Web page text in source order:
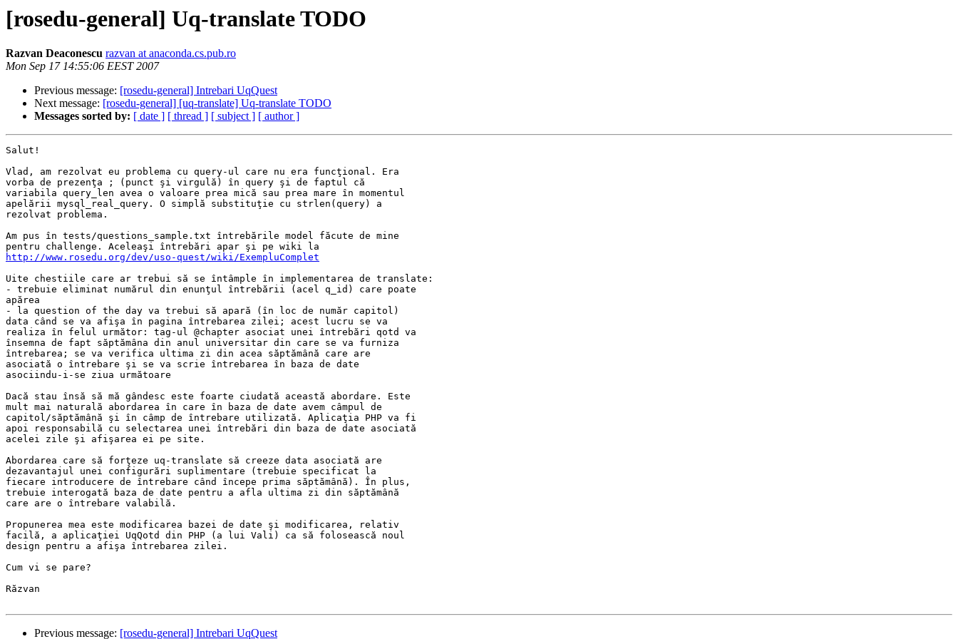
[rosedu-general] Uq-translate TODO
Razvan Deaconescu razvan at anaconda.cs.pub.ro
Mon Sep 17 14:55:06 EEST 2007
Previous message: [rosedu-general] Intrebari UqQuest
Next message: [rosedu-general] [uq-translate] Uq-translate TODO
Messages sorted by: [ date ] [ thread ] [ subject ] [ author ]
Salut!
Vlad, am rezolvat eu problema cu query-ul care nu era funcţional. Era
vorba de prezenţa ; (punct şi virgulă) în query şi de faptul că
variabila query_len avea o valoare prea mică sau prea mare în momentul
apelării mysql_real_query. O simplă substituţie cu strlen(query) a
rezolvat problema.
Am pus în tests/questions_sample.txt întrebările model făcute de mine
http://www.rosedu.org/dev/uso-quest/wiki/ExempluComplet
Uite chestiile care ar trebui să se întâmple în implementarea de translate:
- trebuie eliminat numărul din enunţul întrebării (acel q_id) care poate
apărea
- la question of the day va trebui să apară (în loc de număr capitol)
data când se va afişa în pagina întrebarea zilei; acest lucru se va
realiza în felul următor: tag-ul @chapter asociat unei întrebări qotd va
însemna de fapt săptămâna din anul universitar din care se va furniza
întrebarea; se va verifica ultima zi din acea săptămână care are
asociată o întrebare şi se va scrie întrebarea în baza de date
asociindu-i-se ziua următoare
Dacă stau însă să mă gândesc este foarte ciudată această abordare. Este
mult mai naturală abordarea în care în baza de date avem câmpul de
capitol/săptămână şi în câmp de întrebare utilizată. Aplicaţia PHP va fi
apoi responsabilă cu selectarea unei întrebări din baza de date asociată
acelei zile şi afişarea ei pe site.
Abordarea care să forţeze uq-translate să creeze data asociată are
dezavantajul unei configurări suplimentare (trebuie specificat la
fiecare introducere de întrebare când începe prima săptămână). În plus,
trebuie interogată baza de date pentru a afla ultima zi din săptămână
care are o întrebare valabilă.
Propunerea mea este modificarea bazei de date şi modificarea, relativ
facilă, a aplicaţiei UqQotd din PHP (a lui Vali) ca să folosească noul
design pentru a afişa întrebarea zilei.
Cum vi se pare?
Răzvan
Previous message: [rosedu-general] Intrebari UqQuest